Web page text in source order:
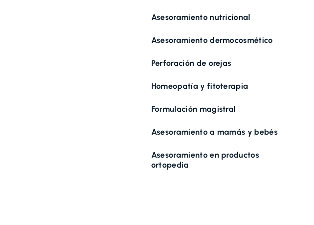
Asesoramiento nutricional
Asesoramiento dermocosmético
Perforación de orejas
Homeopatía y fitoterapia
Formulación magistral
Asesoramiento a mamás y bebés​
Asesoramiento en productos
ortopedia